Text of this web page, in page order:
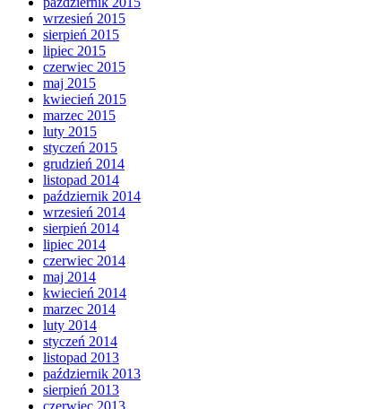
wrzesień 2015
sierpień 2015
lipiec 2015
czerwiec 2015
maj 2015
kwiecień 2015
marzec 2015
luty 2015
styczeń 2015
grudzień 2014
listopad 2014
październik 2014
wrzesień 2014
sierpień 2014
lipiec 2014
czerwiec 2014
maj 2014
kwiecień 2014
marzec 2014
luty 2014
styczeń 2014
listopad 2013
październik 2013
sierpień 2013
czerwiec 2013